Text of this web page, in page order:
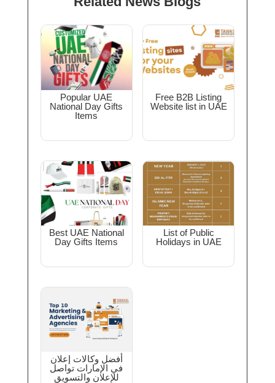
Popular UAE
National Day Gifts
Items
Free B2B Listing
Website list in UAE
Best UAE National
Day Gifts Items
List of Public
Holidays in UAE
أفضل وكالات إعلان
في الإمارات تواصل
للإعلان والتسويق